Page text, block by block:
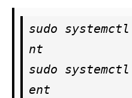
sudo
nt
sudo
ent